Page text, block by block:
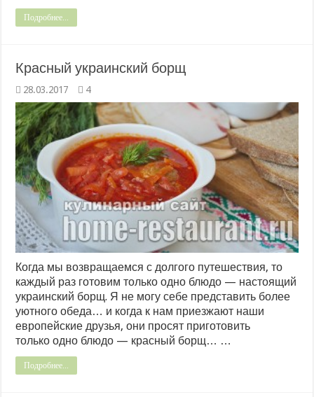
Подробнее...
Красный украинский борщ
28.03.2017 4
Когда мы возвращаемся с долгого путешествия, то
каждый раз готовим только одно блюдо — настоящий
украинский борщ. Я не могу себе представить более
уютного обеда… и когда к нам приезжают наши
европейские друзья, они просят приготовить
только одно блюдо — красный борщ… …
Подробнее...